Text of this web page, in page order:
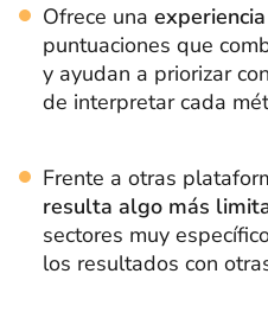
Ofrece una
puntuaciones que
y ayudan a priorizar
de interpretar cada
Frente a otras
resulta algo más
sectores muy
los resultados con